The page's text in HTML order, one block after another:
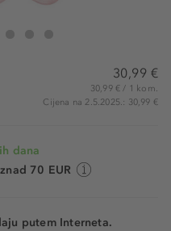
Rose Quartz Gua Sha
30,99 €
30,99 € / 1 kom.
Cijena na 2.5.2025.: 30,99 €
dana
70 EUR
putem Interneta.